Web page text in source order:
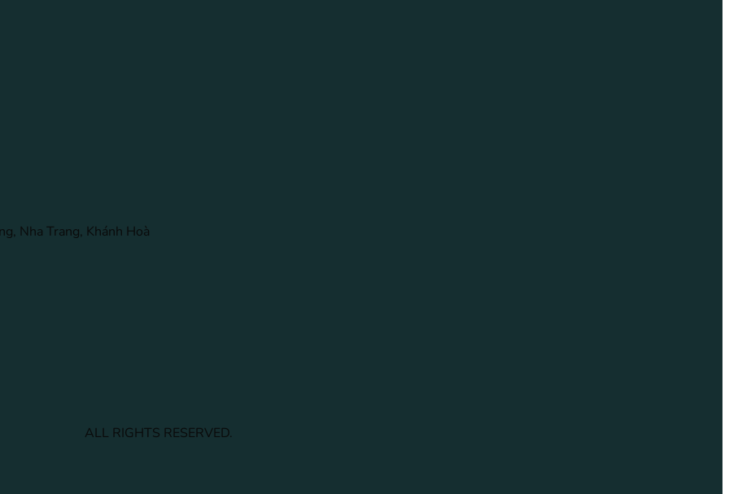
Nha Trang, Khánh Hoà
ALL RIGHTS RESERVED.